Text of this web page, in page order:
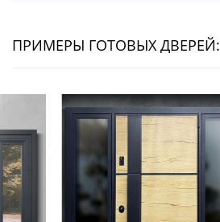
ПРИМЕРЫ ГОТОВЫХ ДВЕРЕЙ: